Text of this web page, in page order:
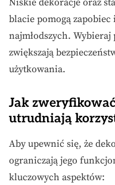
blacie pomogą zapobiec
najmłodszych.
zwiększają
użytkowania.
Jak
utrudniają
Aby upewnić się, że
ograniczają jego
kluczowych aspektów: